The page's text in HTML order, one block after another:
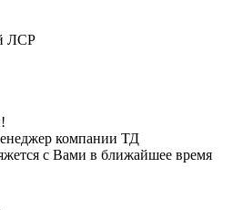
ЛСР
компании ТД
с Вами в ближайшее время